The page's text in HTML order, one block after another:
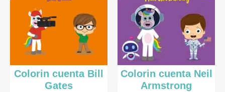
Colorin cuenta Bill
Gates
Colorin cuenta Neil
Armstrong